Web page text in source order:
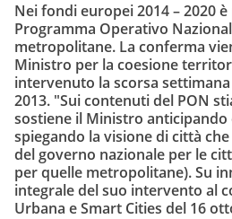
Nei fondi europei 2014 – 2020
Programma Operativo
metropolitane. La conferma
Ministro per la coesione
intervenuto la scorsa
2013. "Sui contenuti del PON
sostiene il Ministro
spiegando la visione di città che
del governo nazionale per le
per quelle metropolitane). Su
integrale del suo intervento al
Urbana e Smart Cities del 16